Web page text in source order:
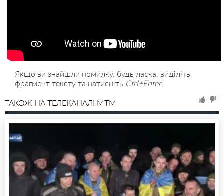
Якщо ви знайшли помилку, будь ласка, виділіть
фрагмент тексту та натисніть Ctrl+Enter.
ТАКОЖ НА ТЕЛЕКАНАЛІ MTM